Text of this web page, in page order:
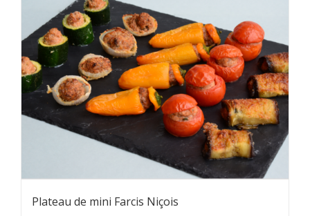
Plateau de mini Farcis Niçois